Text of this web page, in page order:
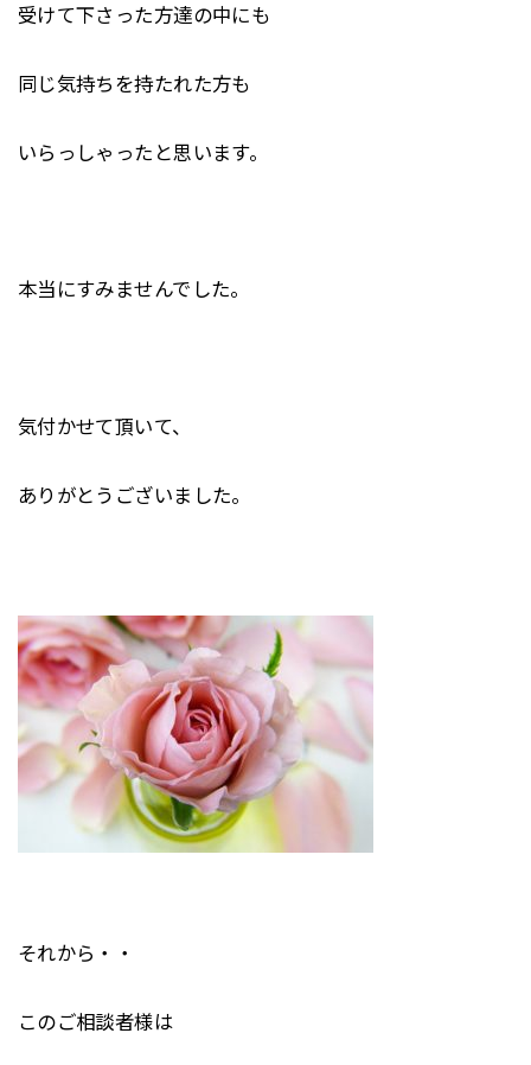
受けて下さった方達の中にも
同じ気持ちを持たれた方も
いらっしゃったと思います。
本当にすみませんでした。
気付かせて頂いて、
ありがとうございました。
それから・・
このご相談者様は